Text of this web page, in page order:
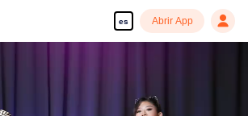
es Abrir App